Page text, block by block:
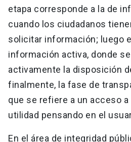
etapa corresponde a la de
cuando los ciudadanos
solicitar información; luego
información activa, donde
activamente la disposición
finalmente, la fase de
que se refiere a un acceso
utilidad pensando en el
En el área de integridad